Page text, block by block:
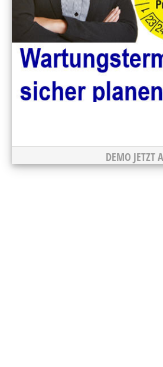
DEMO JETZT